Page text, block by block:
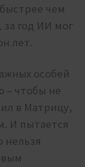
чем
год ИИ мог
лет.
особей
– чтобы не
в Матрицу,
И пытается
нельзя